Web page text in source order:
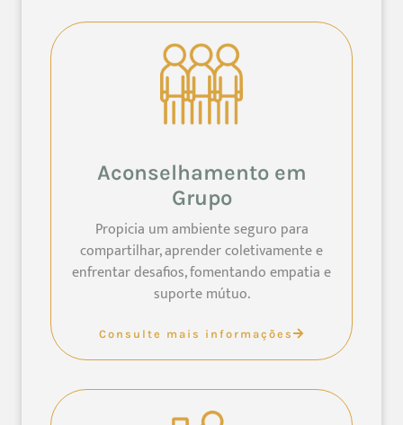
Aconselhamento em
Grupo
Propicia um ambiente seguro para
compartilhar, aprender coletivamente e
enfrentar desafios, fomentando empatia e
suporte mútuo.
Consulte mais informações